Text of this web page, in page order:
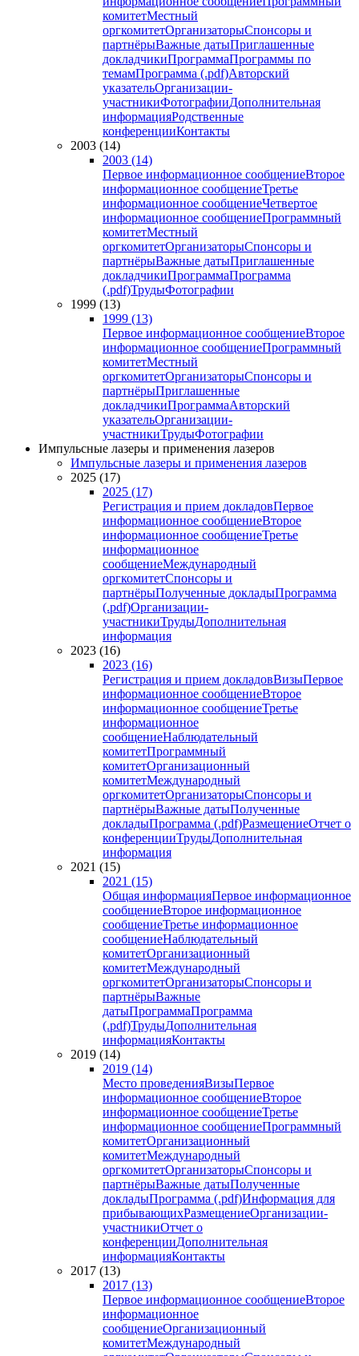
комитетМестный
оргкомитетОрганизаторыСпонсоры и
партнёрыВажные датыПриглашенные
докладчикиПрограммаПрограммы по
темамПрограмма (.pdf)Авторский
указательОрганизации-
участникиФотографииДополнительная
информацияРодственные
конференцииКонтакты
2003 (14)
2003 (14)
Первое информационное сообщениеВторое
информационное сообщениеТретье
информационное сообщениеЧетвертое
информационное сообщениеПрограммный
комитетМестный
оргкомитетОрганизаторыСпонсоры и
партнёрыВажные датыПриглашенные
докладчикиПрограммаПрограмма
(.pdf)ТрудыФотографии
1999 (13)
1999 (13)
Первое информационное сообщениеВторое
информационное сообщениеПрограммный
комитетМестный
оргкомитетОрганизаторыСпонсоры и
партнёрыПриглашенные
докладчикиПрограммаАвторский
указательОрганизации-
участникиТрудыФотографии
Импульсные лазеры и применения лазеров
Импульсные лазеры и применения лазеров
2025 (17)
2025 (17)
Регистрация и прием докладовПервое
информационное сообщениеВторое
информационное сообщениеТретье
информационное
сообщениеМеждународный
оргкомитетСпонсоры и
партнёрыПолученные докладыПрограмма
(.pdf)Организации-
участникиТрудыДополнительная
информация
2023 (16)
2023 (16)
Регистрация и прием докладовВизыПервое
информационное сообщениеВторое
информационное сообщениеТретье
информационное
сообщениеНаблюдательный
комитетПрограммный
комитетОрганизационный
комитетМеждународный
оргкомитетОрганизаторыСпонсоры и
партнёрыВажные датыПолученные
докладыПрограмма (.pdf)РазмещениеОтчет о
конференцииТрудыДополнительная
информация
2021 (15)
2021 (15)
Общая информацияПервое информационное
сообщениеВторое информационное
сообщениеТретье информационное
сообщениеНаблюдательный
комитетОрганизационный
комитетМеждународный
оргкомитетОрганизаторыСпонсоры и
партнёрыВажные
датыПрограммаПрограмма
(.pdf)ТрудыДополнительная
информацияКонтакты
2019 (14)
2019 (14)
Место проведенияВизыПервое
информационное сообщениеВторое
информационное сообщениеТретье
информационное сообщениеПрограммный
комитетОрганизационный
комитетМеждународный
оргкомитетОрганизаторыСпонсоры и
партнёрыВажные датыПолученные
докладыПрограмма (.pdf)Информация для
прибывающихРазмещениеОрганизации-
участникиОтчет о
конференцииДополнительная
информацияКонтакты
2017 (13)
2017 (13)
Первое информационное сообщениеВторое
информационное
сообщениеОрганизационный
комитетМеждународный